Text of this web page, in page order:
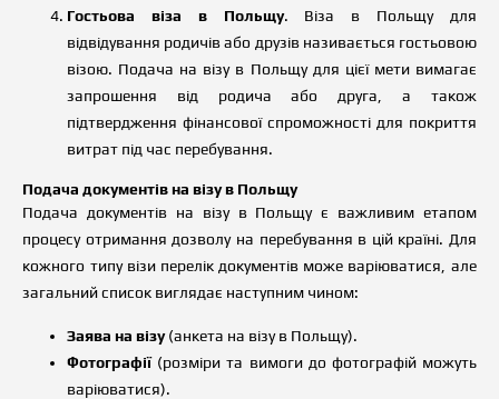
Гостьова віза в Польщу. Віза в Польщу для
відвідування родичів або друзів називається гостьовою
візою. Подача на візу в Польщу для цієї мети вимагає
запрошення від родича або друга, а також
підтвердження фінансової спроможності для покриття
витрат під час перебування.
Подача документів на візу в Польщу
Подача документів на візу в Польщу є важливим етапом
процесу отримання дозволу на перебування в цій країні. Для
кожного типу візи перелік документів може варіюватися, але
загальний список виглядає наступним чином:
Заява на візу(анкета на візу в Польщу).
Фотографії(розміри та вимоги до фотографій можуть
варіюватися).